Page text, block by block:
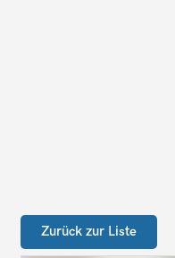
Zurück zur Liste